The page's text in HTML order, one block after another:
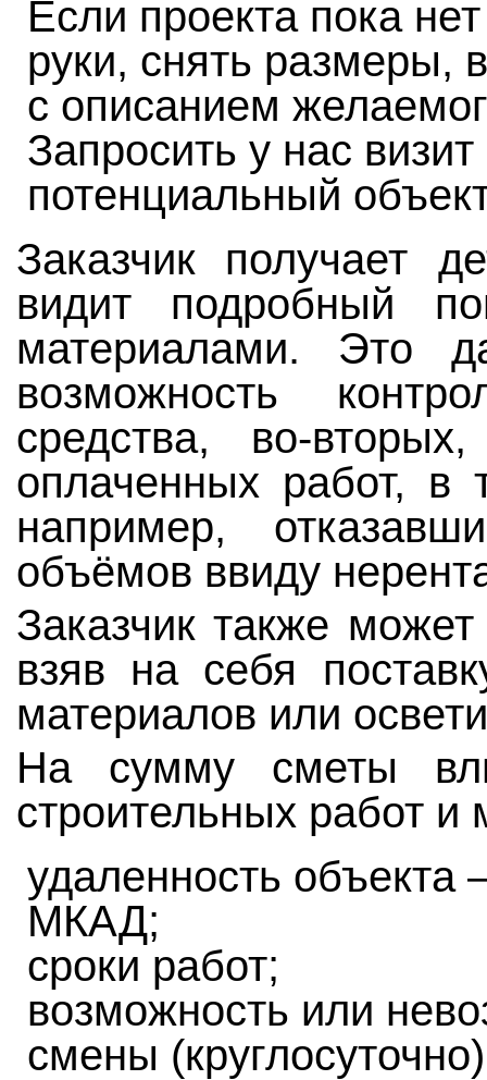
Если проекта пока
руки, снять размеры,
с описанием
Запросить у нас
потенциальный
Заказчик получает
видит подробный
материалами. Это
возможность
средства, во-
оплаченных работ, в
например,
объёмов ввиду
Заказчик также
взяв на себя
материалов или
На сумму сметы
строительных работ и
удаленность объекта
МКАД;
сроки работ;
возможность или
смены